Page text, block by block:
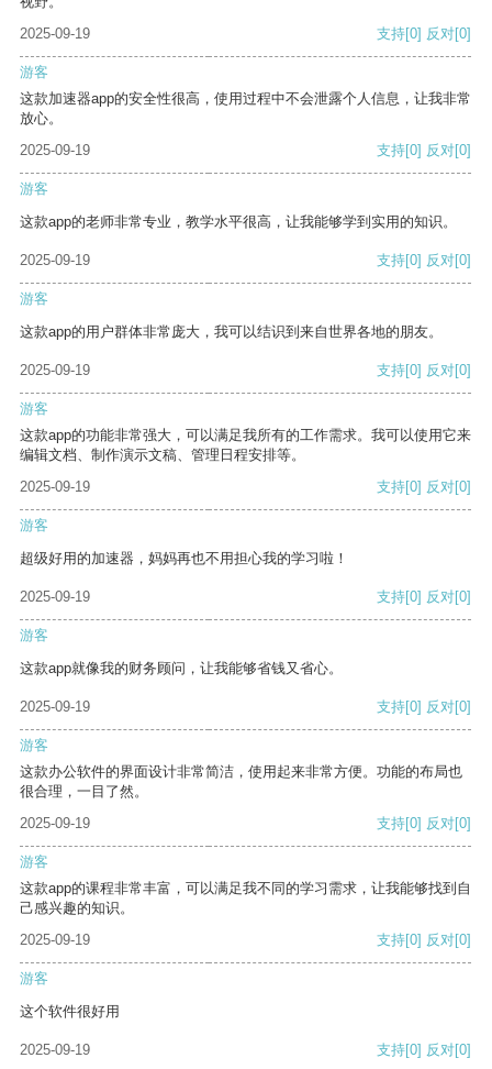
2025-09-19
支持[0] 反对[0]
游客
这款加速器app的安全性很高，使用过程中不会泄露个人信息，让我非常
放心。
2025-09-19
支持[0] 反对[0]
游客
这款app的老师非常专业，教学水平很高，让我能够学到实用的知识。
2025-09-19 支持[0] 反对[0]
游客
这款app的用户群体非常庞大，我可以结识到来自世界各地的朋友。
2025-09-19 支持[0] 反对[0]
游客
这款app的功能非常强大，可以满足我所有的工作需求。我可以使用它来
编辑文档、制作演示文稿、管理日程安排等。
2025-09-19
支持[0] 反对[0]
游客
超级好用的加速器，妈妈再也不用担心我的学习啦！
2025-09-19 支持[0] 反对[0]
游客
这款app就像我的财务顾问，让我能够省钱又省心。
2025-09-19 支持[0] 反对[0]
游客
这款办公软件的界面设计非常简洁，使用起来非常方便。功能的布局也
很合理，一目了然。
2025-09-19
支持[0] 反对[0]
游客
这款app的课程非常丰富，可以满足我不同的学习需求，让我能够找到自
己感兴趣的知识。
2025-09-19
支持[0] 反对[0]
游客
这个软件很好用
2025-09-19 支持[0] 反对[0]